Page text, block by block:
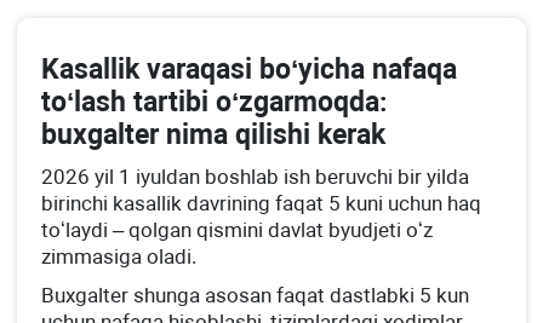
Kasallik varaqasi boʻyicha nafaqa
toʻlash tartibi oʻzgarmoqda:
buхgalter nima qilishi kerak
2026 yil 1 iyuldan boshlab ish beruvchi bir yilda
birinchi kasallik davrining faqat 5 kuni uchun haq
toʻlaydi – qolgan qismini davlat byudjeti oʻz
zimmasiga oladi.
Buхgalter shunga asosan faqat dastlabki 5 kun